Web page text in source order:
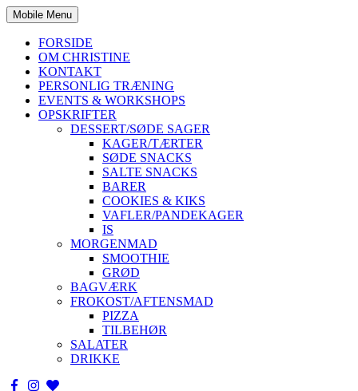
Mobile Menu
FORSIDE
OM CHRISTINE
KONTAKT
PERSONLIG TRÆNING
EVENTS & WORKSHOPS
OPSKRIFTER
DESSERT/SØDE SAGER
KAGER/TÆRTER
SØDE SNACKS
SALTE SNACKS
BARER
COOKIES & KIKS
VAFLER/PANDEKAGER
IS
MORGENMAD
SMOOTHIE
GRØD
BAGVÆRK
FROKOST/AFTENSMAD
PIZZA
TILBEHØR
SALATER
DRIKKE